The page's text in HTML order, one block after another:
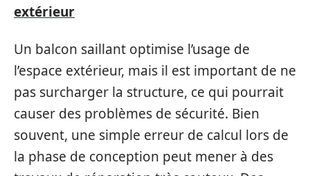
extérieur
Un balcon saillant optimise l’usage de
l’espace extérieur, mais il est important de ne
pas surcharger la structure, ce qui pourrait
causer des problèmes de sécurité. Bien
souvent, une simple erreur de calcul lors de
la phase de conception peut mener à des